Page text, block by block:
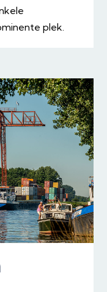
plek.